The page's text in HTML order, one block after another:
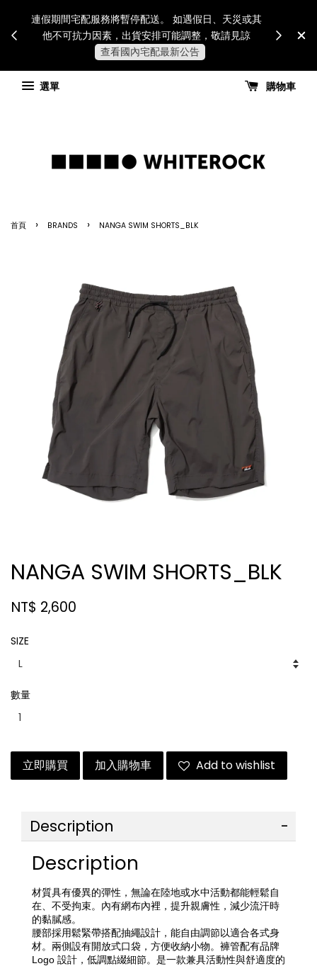
連假期間宅配服務將暫停配送。 如遇假日、天災或其
他不可抗力因素，出貨安排可能調整，敬請見諒
查看國內宅配最新公告
for all
國
選單
購物車
首頁 › BRANDS › NANGA SWIM SHORTS_BLK
NANGA SWIM SHORTS_BLK
NT$ 2,600
SIZE
數量
立即購買 加入購物車 Add to wishlist
Description
Description
材質具有優異的彈性，無論在陸地或水中活動都能輕鬆自
在、不受拘束。內有網布內裡，提升親膚性，減少流汗時
的黏膩感。
腰部採用鬆緊帶搭配抽繩設計，能自由調節以適合各式身
材。兩側設有開放式口袋，方便收納小物。褲管配有品牌
Logo 設計，低調點綴細節。是一款兼具活動性與舒適度的